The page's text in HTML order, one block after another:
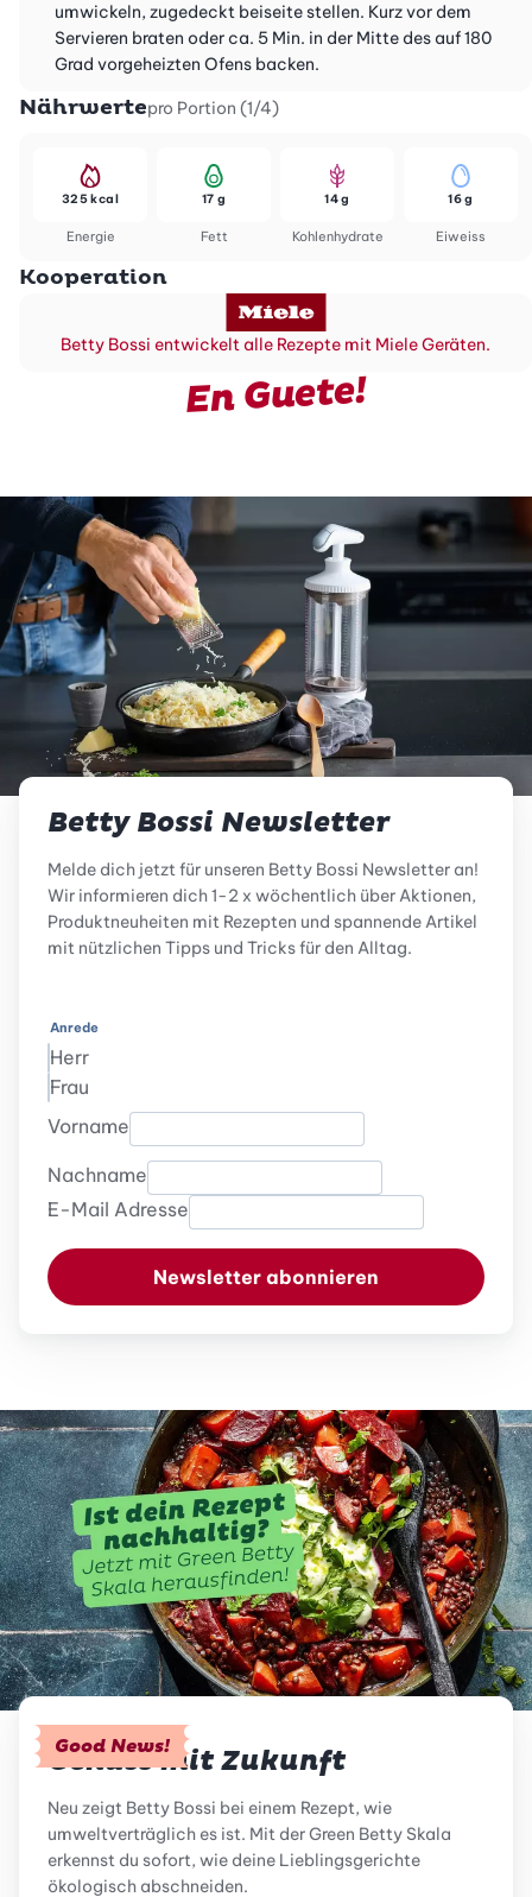
umwickeln, zugedeckt beiseite stellen. Kurz vor dem
Servieren braten oder ca. 5 Min. in der Mitte des auf 180
Grad vorgeheizten Ofens backen.
Nährwertepro Portion (1/4)
Energie
325 kcal
Fett
17 g
Kohlenhydrate
14 g
Eiweiss
16 g
Kooperation
Betty Bossi entwickelt alle Rezepte mit Miele Geräten.
En Guete!
Betty Bossi Newsletter
Melde dich jetzt für unseren Betty Bossi Newsletter an!
Wir informieren dich 1-2 x wöchentlich über Aktionen,
Produktneuheiten mit Rezepten und spannende Artikel
mit nützlichen Tipps und Tricks für den Alltag.
Anrede
Herr
Frau
Vorname
Nachname
E-Mail Adresse
Newsletter abonnieren
Good News!
Genuss mit Zukunft
Neu zeigt Betty Bossi bei einem Rezept, wie
umweltverträglich es ist. Mit der Green Betty Skala
erkennst du sofort, wie deine Lieblingsgerichte
ökologisch abschneiden.